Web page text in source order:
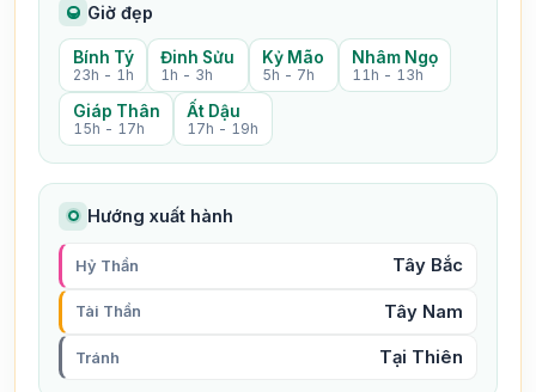
Giờ đẹp
Bính Tý
23h - 1h
Đinh Sửu
1h - 3h
Kỷ Mão
5h - 7h
Nhâm Ngọ
11h - 13h
Giáp Thân
15h - 17h
Ất Dậu
17h - 19h
Hướng xuất hành
Hỷ Thần Tây Bắc
Tài Thần Tây Nam
Tránh Tại Thiên